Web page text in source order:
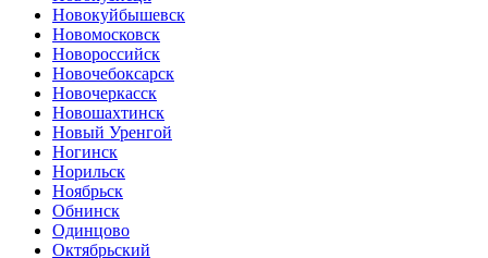
Новокуйбышевск
Новомосковск
Новороссийск
Новочебоксарск
Новочеркасск
Новошахтинск
Новый Уренгой
Ногинск
Норильск
Ноябрьск
Обнинск
Одинцово
Октябрьский